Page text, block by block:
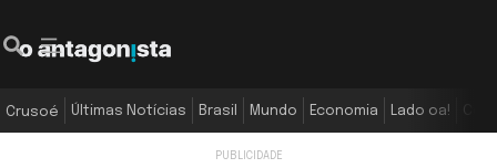
Crusoé Últimas Notícias Brasil Mundo Economia Lado oa!